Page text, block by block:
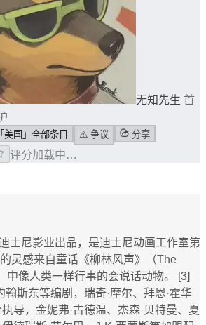
无知先生 首
美国」全部条目 ⚠️ 争议 分享
评分加载中…
士尼影业出品，是迪士尼动画工作室第
灵感来自童话《柳林风声》（The
中像人类一样行事的会说话动物。 [3]
翰斯东等编剧，瑞奇·摩尔、拜恩·霍华
导，金妮弗·古德温、杰森·贝特曼、夏